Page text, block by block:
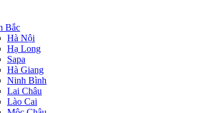
Bắc
Hà Nội
Hạ Long
Sapa
Hà Giang
Ninh Bình
Lai Châu
Lào Cai